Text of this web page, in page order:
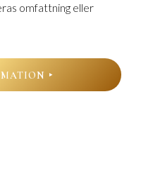
omfattning eller